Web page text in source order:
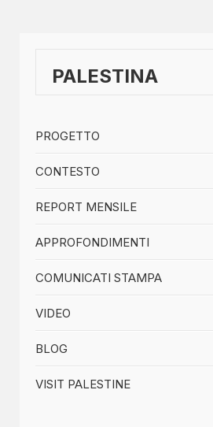
PALESTINA
PROGETTO
CONTESTO
REPORT MENSILE
APPROFONDIMENTI
COMUNICATI STAMPA
VIDEO
BLOG
VISIT PALESTINE